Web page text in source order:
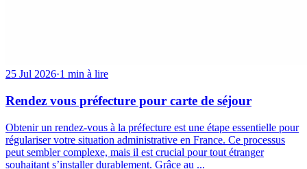
25 Jul 2026·1 min à lire
Rendez vous préfecture pour carte de séjour
Obtenir un rendez-vous à la préfecture est une étape essentielle pour
régulariser votre situation administrative en France. Ce processus
peut sembler complexe, mais il est crucial pour tout étranger
souhaitant s’installer durablement. Grâce au ...